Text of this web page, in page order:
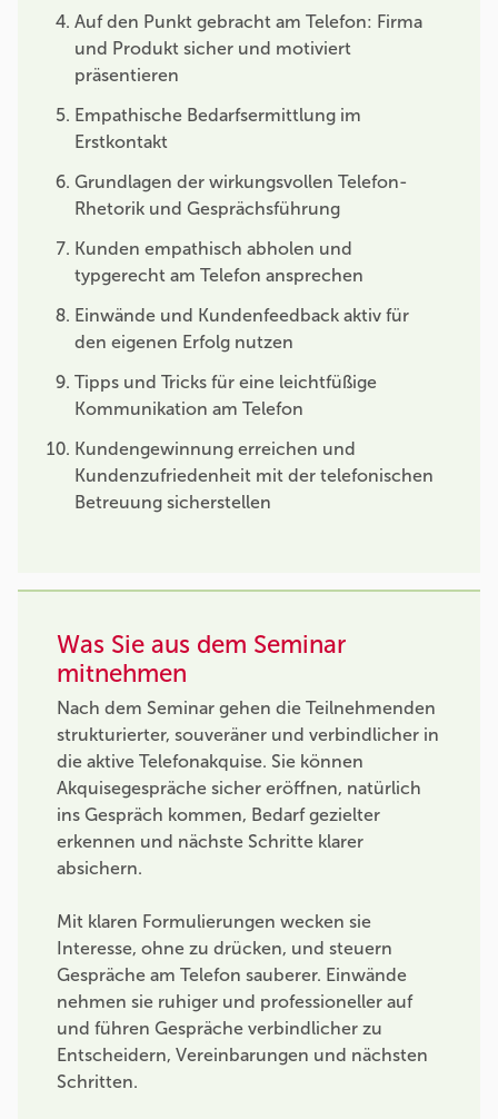
Auf den Punkt gebracht am Telefon: Firma
und Produkt sicher und motiviert
präsentieren
Empathische Bedarfsermittlung im
Erstkontakt
Grundlagen der wirkungsvollen Telefon-
Rhetorik und Gesprächsführung
Kunden empathisch abholen und
typgerecht am Telefon ansprechen
Einwände und Kundenfeedback aktiv für
den eigenen Erfolg nutzen
Tipps und Tricks für eine leichtfüßige
Kommunikation am Telefon
Kundengewinnung erreichen und
Kundenzufriedenheit mit der telefonischen
Betreuung sicherstellen
Was Sie aus dem Seminar
mitnehmen
Nach dem Seminar gehen die Teilnehmenden
strukturierter, souveräner und verbindlicher in
die aktive Telefonakquise. Sie können
Akquisegespräche sicher eröffnen, natürlich
ins Gespräch kommen, Bedarf gezielter
erkennen und nächste Schritte klarer
absichern.
Mit klaren Formulierungen wecken sie
Interesse, ohne zu drücken, und steuern
Gespräche am Telefon sauberer. Einwände
nehmen sie ruhiger und professioneller auf
und führen Gespräche verbindlicher zu
Entscheidern, Vereinbarungen und nächsten
Schritten.